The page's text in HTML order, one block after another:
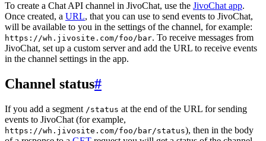
To create a Chat API channel in JivoChat, use the JivoChat app.
Once created, a URL, that you can use to send events to JivoChat,
will be available to you in the settings of the channel, for example:
https://wh.jivosite.com/foo/bar. To receive messages from
JivoChat, set up a custom server and add the URL to receive events
in the channel settings in the app.
Channel status#
If you add a segment /status at the end of the URL for sending
events to JivoChat (for example,
https://wh.jivosite.com/foo/bar/status), then in the body